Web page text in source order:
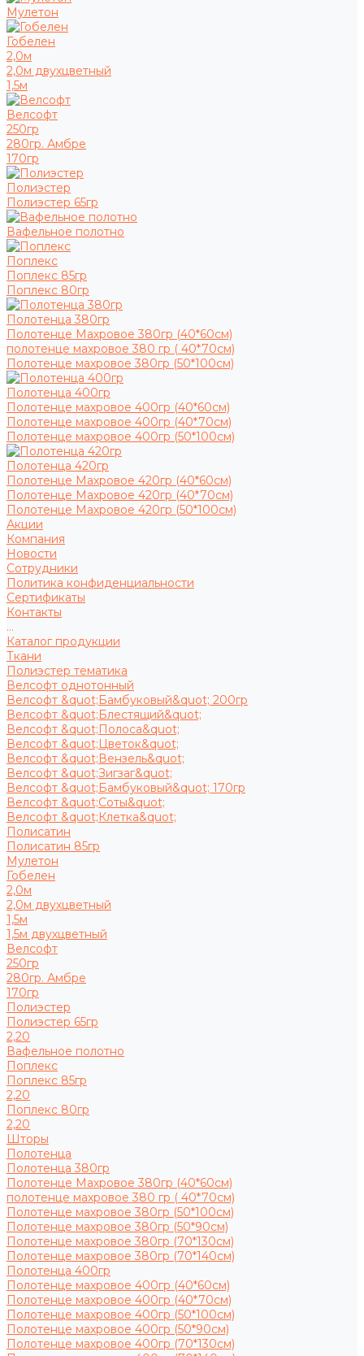
Мулетон
Гобелен
2,0м
2,0м двухцветный
1,5м
Велсофт
250гр
280гр. Амбре
170гр
Полиэстер
Полиэстер 65гр
Вафельное полотно
Поплекс
Поплекс 85гр
Поплекс 80гр
Полотенца 380гр
Полотенце Махровое 380гр (40*60см)
полотенце махровое 380 гр ( 40*70см)
Полотенце махровое 380гр (50*100см)
Полотенца 400гр
Полотенце махровое 400гр (40*60см)
Полотенце махровое 400гр (40*70см)
Полотенце махровое 400гр (50*100см)
Полотенца 420гр
Полотенце Махровое 420гр (40*60см)
Полотенце Махровое 420гр (40*70см)
Полотенце Махровое 420гр (50*100см)
Акции
Компания
Новости
Сотрудники
Политика конфиденциальности
Сертификаты
Контакты
...
Каталог продукции
Ткани
Полиэстер тематика
Велсофт однотонный
Велсофт &quot;Бамбуковый&quot; 200гр
Велсофт &quot;Блестящий&quot;
Велсофт &quot;Полоса&quot;
Велсофт &quot;Цветок&quot;
Велсофт &quot;Вензель&quot;
Велсофт &quot;Зигзаг&quot;
Велсофт &quot;Бамбуковый&quot; 170гр
Велсофт &quot;Соты&quot;
Велсофт &quot;Клетка&quot;
Полисатин
Полисатин 85гр
Мулетон
Гобелен
2,0м
2,0м двухцветный
1,5м
1,5м двухцветный
Велсофт
250гр
280гр. Амбре
170гр
Полиэстер
Полиэстер 65гр
2,20
Вафельное полотно
Поплекс
Поплекс 85гр
2,20
Поплекс 80гр
2,20
Шторы
Полотенца
Полотенца 380гр
Полотенце Махровое 380гр (40*60см)
полотенце махровое 380 гр ( 40*70см)
Полотенце махровое 380гр (50*100см)
Полотенце махровое 380гр (50*90см)
Полотенце махровое 380гр (70*130см)
Полотенце махровое 380гр (70*140см)
Полотенца 400гр
Полотенце махровое 400гр (40*60см)
Полотенце махровое 400гр (40*70см)
Полотенце махровое 400гр (50*100см)
Полотенце махровое 400гр (50*90см)
Полотенце махровое 400гр (70*130см)